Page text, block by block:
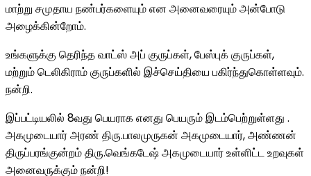
மாற்று சமுதாய நண்பர்களையும் என அனைவரையும் அன்போடு
அழைக்கின்றோம்.
உங்களுக்கு தெரிந்த வாட்ஸ் அப் குருப்கள், பேஸ்புக் குருப்கள்,
மற்றும் டெலிகிராம் குருப்களில் இச்செய்தியை பகிர்ந்துகொள்ளவும்.
நன்றி.
இப்பட்டியலில் 8வது பெயராக எனது பெயரும் இடம்பெற்றுள்ளது .
அகமுடையார் அரண் திரு.பாலமுருகன் அகமுடையார், அண்ணன்
திருப்பரங்குன்றம் திரு.வெங்கடேஷ் அகமுடையார் உள்ளிட்ட உறவுகள்
அனைவருக்கும் நன்றி!